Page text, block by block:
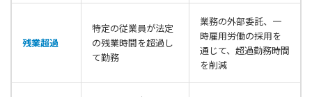
残業超過
特定の従業員が法定
の残業時間を超過し
て勤務
業務の外部委託、一
時雇用労働の採用を
通じて、超過勤務時間
を削減